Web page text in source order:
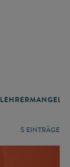
LEHRERMANGEL
5 EINTRÄGE